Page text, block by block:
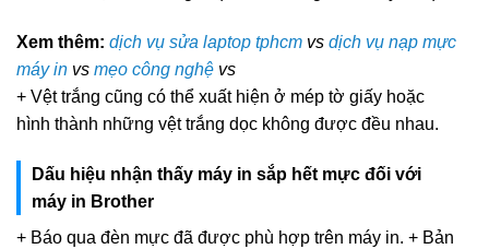
Xem thêm: dịch vụ sửa laptop tphcm vs dịch vụ nạp mực
máy in vs mẹo công nghệ vs
+ Vệt trắng cũng có thể xuất hiện ở mép tờ giấy hoặc
hình thành những vệt trắng dọc không được đều nhau.
Dấu hiệu nhận thấy máy in sắp hết mực đối với
máy in Brother
+ Báo qua đèn mực đã được phù hợp trên máy in. + Bản